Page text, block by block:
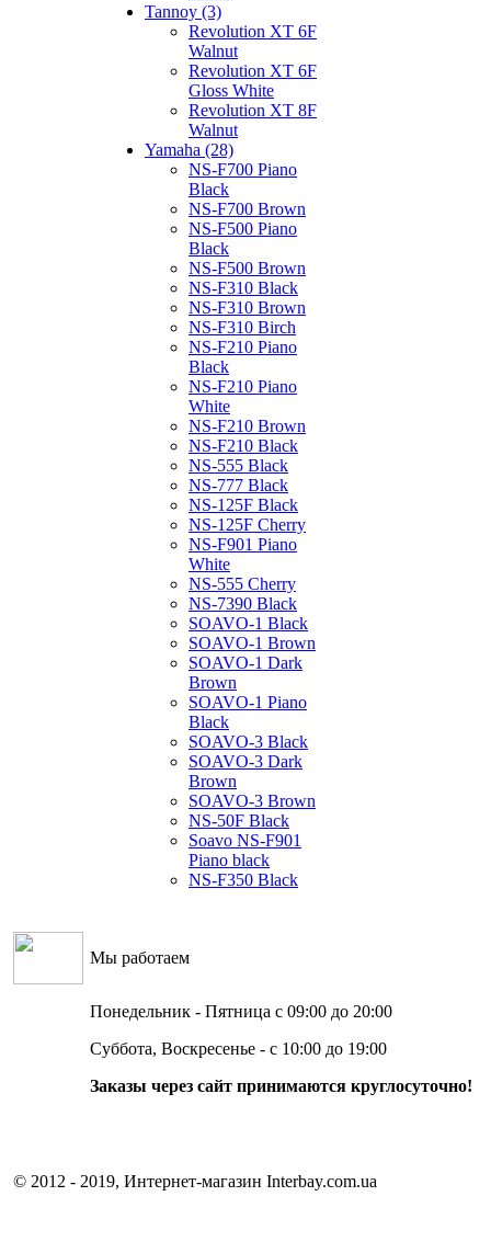
Tannoy (3)
Revolution XT 6F
Walnut
Revolution XT 6F
Gloss White
Revolution XT 8F
Walnut
Yamaha (28)
NS-F700 Piano
Black
NS-F700 Brown
NS-F500 Piano
Black
NS-F500 Brown
NS-F310 Black
NS-F310 Brown
NS-F310 Birch
NS-F210 Piano
Black
NS-F210 Piano
White
NS-F210 Brown
NS-F210 Black
NS-555 Black
NS-777 Black
NS-125F Black
NS-125F Cherry
NS-F901 Piano
White
NS-555 Cherry
NS-7390 Black
SOAVO-1 Black
SOAVO-1 Brown
SOAVO-1 Dark
Brown
SOAVO-1 Piano
Black
SOAVO-3 Black
SOAVO-3 Dark
Brown
SOAVO-3 Brown
NS-50F Black
Soavo NS-F901
Piano black
NS-F350 Black
Мы работаем
Понедельник - Пятница с 09:00 до 20:00
Суббота, Воскресенье - с 10:00 до 19:00
Заказы через сайт принимаются круглосуточно!
© 2012 - 2019, Интернет-магазин Interbay.com.ua